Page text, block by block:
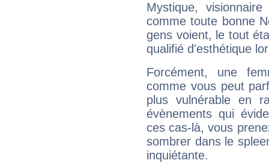
Mystique,
comme toute bonne
gens voient, le tout
qualifié d'esthétique
Forcément, une
comme vous peut
plus vulnérable en
évènements qui
ces cas-là, vous
sombrer dans le
inquiétante.